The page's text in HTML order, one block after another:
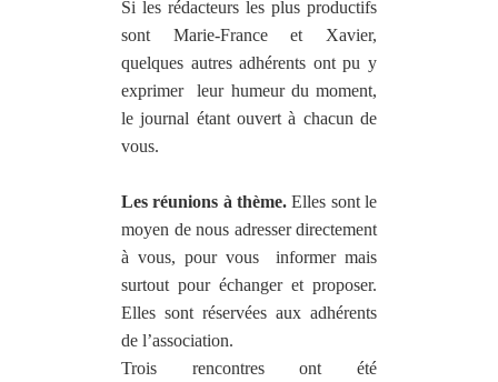
Si les rédacteurs les plus productifs
sont Marie-France et Xavier,
quelques autres adhérents ont pu y
exprimer
leur humeur du moment,
le journal étant ouvert à chacun de
vous.
Les réunions à thème. Elles sont le
moyen de nous adresser directement
à vous, pour vous
informer mais
surtout pour échanger et proposer.
Elles sont réservées aux adhérents
de l’association.
Trois rencontres ont été